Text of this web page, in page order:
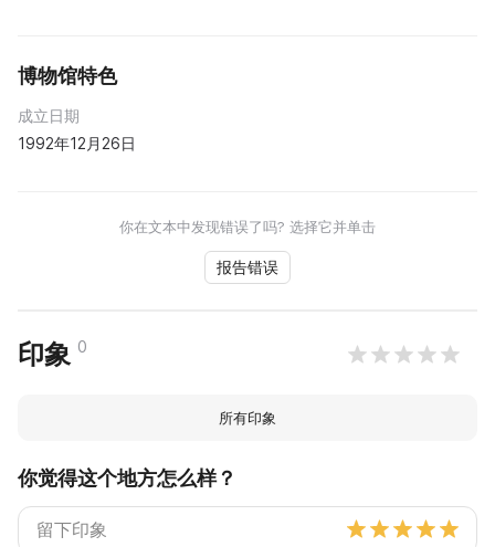
博物馆特色
成立日期
1992年12月26日
你在文本中发现错误了吗? 选择它并单击
报告错误
印象 0
所有印象
你觉得这个地方怎么样？